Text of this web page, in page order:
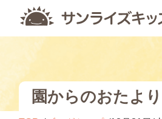
園からのおたより